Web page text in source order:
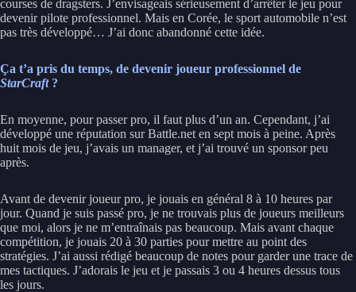
courses de dragsters. J’envisageais sérieusement d’arrêter le jeu pour
devenir pilote professionnel. Mais en Corée, le sport automobile n’est
pas très développé… J’ai donc abandonné cette idée.
Ça t’a pris du temps, de devenir joueur professionnel de
StarCraft?
En moyenne, pour passer pro, il faut plus d’un an. Cependant, j’ai
développé une réputation sur Battle.net en sept mois à peine. Après
huit mois de jeu, j’avais un manager, et j’ai trouvé un sponsor peu
après.
Avant de devenir joueur pro, je jouais en général 8 à 10 heures par
jour. Quand je suis passé pro, je ne trouvais plus de joueurs meilleurs
que moi, alors je ne m’entraînais pas beaucoup. Mais avant chaque
compétition, je jouais 20 à 30 parties pour mettre au point des
stratégies. J’ai aussi rédigé beaucoup de notes pour garder une trace de
mes tactiques. J’adorais le jeu et je passais 3 ou 4 heures dessus tous
les jours.